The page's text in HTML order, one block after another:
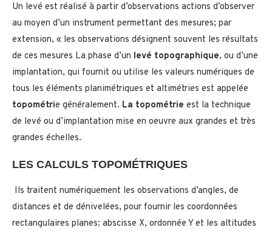
Un levé est réalisé à partir d’observations actions d’observer
au moyen d’un instrument permettant des mesures; par
extension, « les observations désignent souvent les résultats
de ces mesures La phase d’un levé topographique, ou d’une
implantation, qui fournit ou utilise les valeurs numériques de
tous les éléments planimétriques et altimétries est appelée
topométrie généralement. La topométrie est la technique
de levé ou d’implantation mise en oeuvre aux grandes et très
grandes échelles.
LES CALCULS TOPOMÉTRIQUES
Ils traitent numériquement les observations d’angles, de
distances et de dénivelées, pour fournir les coordonnées
rectangulaires planes: abscisse X, ordonnée Y et les altitudes